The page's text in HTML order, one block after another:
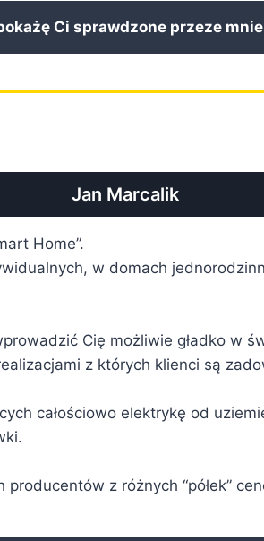
Ci sprawdzone przeze
Jan Marcalik
Home”.
w domach
Cię możliwie gładko w
z których klienci są
całościowo elektrykę od
z różnych “półek”